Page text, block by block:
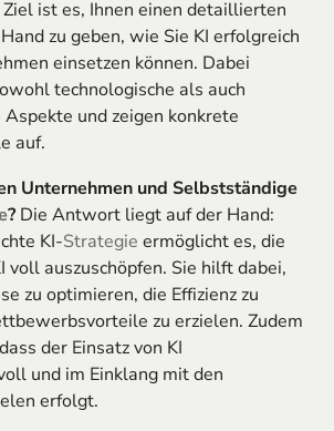
ist es, Ihnen einen detaillierten
zu geben, wie Sie KI erfolgreich
einsetzen können. Dabei
technologische als auch
und zeigen konkrete
auf.
Unternehmen und Selbstständige
?Die Antwort liegt auf der Hand:
KI-Strategie ermöglicht es, die
voll auszuschöpfen. Sie hilft dabei,
zu optimieren, die Effizienz zu
zu erzielen. Zudem
der Einsatz von KI
und im Einklang mit den
erfolgt.